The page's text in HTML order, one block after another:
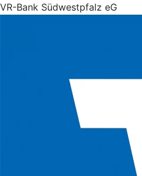
VR-Bank Südwestpfalz eG